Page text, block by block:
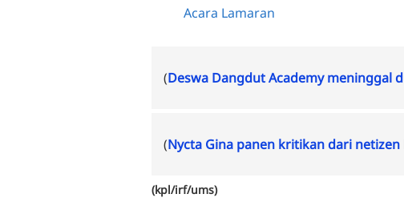
Acara Lamaran
(Deswa Dangdut Academy meninggal
(Nycta Gina panen kritikan dari netizen
(kpl/irf/ums)